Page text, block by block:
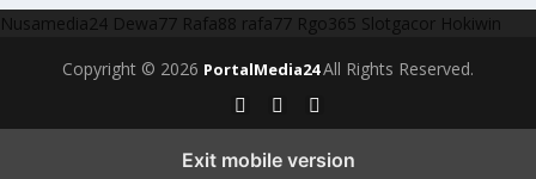
Nusamedia24 Dewa77 Rafa88 rafa77 Rgo365 Slotgacor Hokiwin
Copyright © 2026 PortalMedia24All Rights Reserved.
Exit mobile version